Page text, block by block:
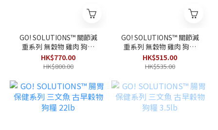
GO! SOLUTIONS™ 關節減
重系列 無穀物 雞肉 狗糧
22lb
HK$770.00
HK$800.00
GO! SOLUTIONS™ 關節減
重系列 無穀物 雞肉 狗糧
12lb
HK$515.00
HK$535.00